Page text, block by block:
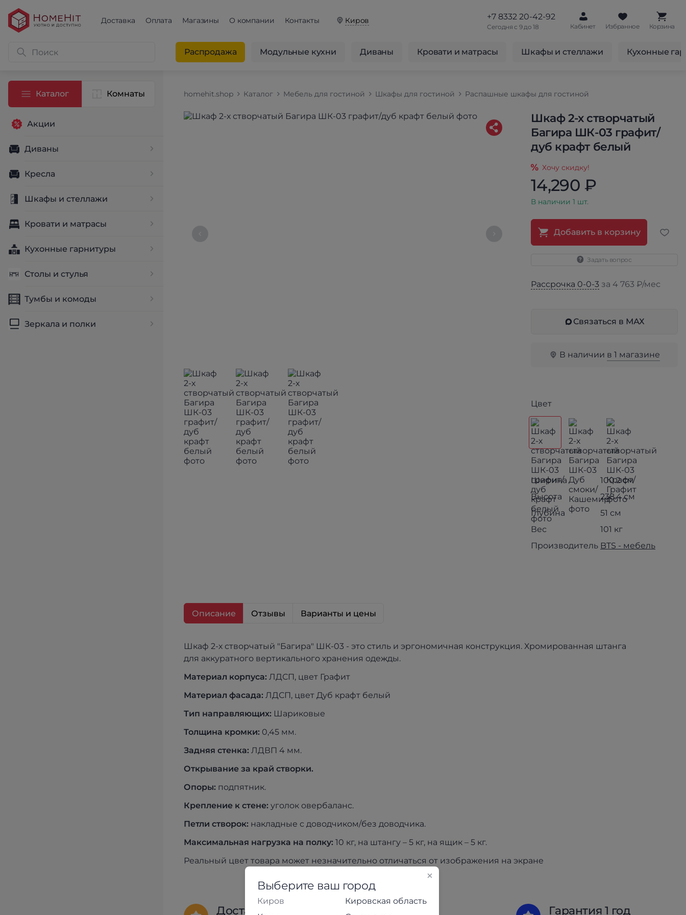
Доставка Оплата Магазины О компании Контакты Киров +7 8332 20-42-92
Сегодня с 9 до 18 Кабинет Избранное Корзина
Распродажа Модульные кухни Диваны Кровати и матрасы Шкафы и стеллажи Кухонные
Каталог Комнаты
Акции
Диваны
Кресла
Шкафы и стеллажи
Кровати и матрасы
Кухонные гарнитуры
Столы и стулья
Тумбы и комоды
Зеркала и полки
homehit.shop Каталог Мебель для гостиной Шкафы для гостиной Распашные шкафы для гостиной
Шкаф 2-х створчатый
Багира ШК-03 графит/
дуб крафт белый
Хочу скидку!
14,290 ₽
В наличии 1 шт.
Добавить в корзину
Задать вопрос
Рассрочка 0-0-3 за 4 763 ₽/мес
Связаться в МАХ
В наличии в 1 магазине
Цвет
Ширина
100.2 см
Высота
238.4 см
Глубина
51 см
Вес
101 кг
Производитель BTS - мебель
Описание Отзывы Варианты и цены
Шкаф 2-х створчатый "Багира" ШК-03 - это стиль и эргономичная конструкция. Хромированная штанга
для аккуратного вертикального хранения одежды.
Материал корпуса: ЛДСП, цвет Графит
Материал фасада: ЛДСП, цвет Дуб крафт белый
Тип направляющих: Шариковые
Толщина кромки: 0,45 мм.
Задняя стенка: ЛДВП 4 мм.
Открывание за край створки.
Опоры: подпятник.
Крепление к стене: уголок овербаланс.
Петли створок: накладные с доводчиком/без доводчика.
Максимальная нагрузка на полку: 10 кг, на штангу – 5 кг, на ящик – 5 кг.
Реальный цвет товара может незначительно отличаться от изображения на экране
Доставка Гарантия 1 год
Выберите ваш город
Киров
Кировская область